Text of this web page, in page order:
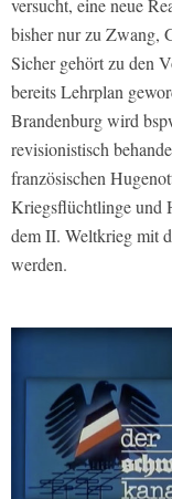
versucht, eine neue
bisher nur zu Zwang,
Sicher gehört zu den
bereits Lehrplan
Brandenburg wird
revisionistisch
französischen
Kriegsflüchtlinge und
dem II. Weltkrieg mit
werden.